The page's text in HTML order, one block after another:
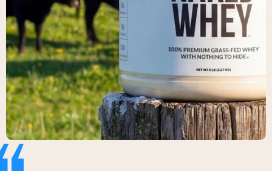
PROTÉINES VÉGANES Meilleure Vente
Protéine de pois
Shop All Protéines Véganes